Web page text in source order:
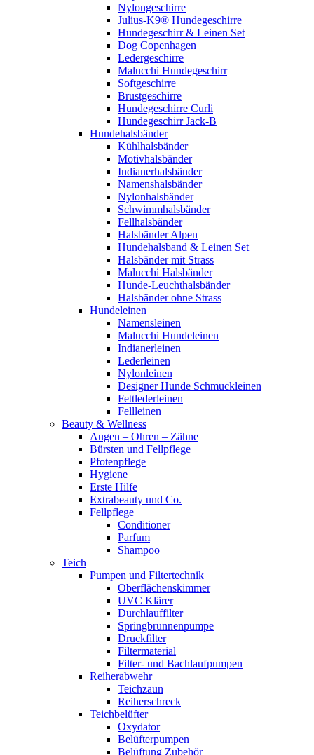
Nylongeschirre
Julius-K9® Hundegeschirre
Hundegeschirr & Leinen Set
Dog Copenhagen
Ledergeschirre
Malucchi Hundegeschirr
Softgeschirre
Brustgeschirre
Hundegeschirre Curli
Hundegeschirr Jack-B
Hundehalsbänder
Kühlhalsbänder
Motivhalsbänder
Indianerhalsbänder
Namenshalsbänder
Nylonhalsbänder
Schwimmhalsbänder
Fellhalsbänder
Halsbänder Alpen
Hundehalsband & Leinen Set
Halsbänder mit Strass
Malucchi Halsbänder
Hunde-Leuchthalsbänder
Halsbänder ohne Strass
Hundeleinen
Namensleinen
Malucchi Hundeleinen
Indianerleinen
Lederleinen
Nylonleinen
Designer Hunde Schmuckleinen
Fettlederleinen
Fellleinen
Beauty & Wellness
Augen – Ohren – Zähne
Bürsten und Fellpflege
Pfotenpflege
Hygiene
Erste Hilfe
Extrabeauty und Co.
Fellpflege
Conditioner
Parfum
Shampoo
Teich
Pumpen und Filtertechnik
Oberflächenskimmer
UVC Klärer
Durchlauffilter
Springbrunnenpumpe
Druckfilter
Filtermaterial
Filter- und Bachlaufpumpen
Reiherabwehr
Teichzaun
Reiherschreck
Teichbelüfter
Oxydator
Belüfterpumpen
Belüftung Zubehör